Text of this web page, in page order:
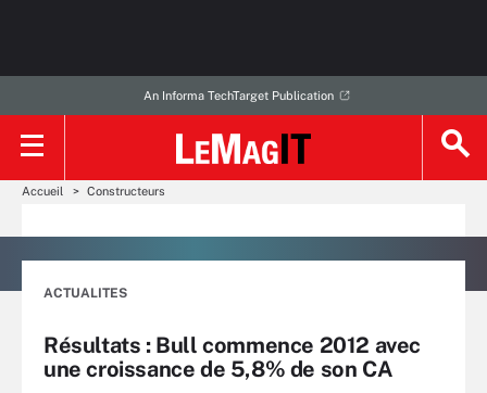
An Informa TechTarget Publication
Accueil Constructeurs
ACTUALITES
Résultats : Bull commence 2012 avec
une croissance de 5,8% de son CA